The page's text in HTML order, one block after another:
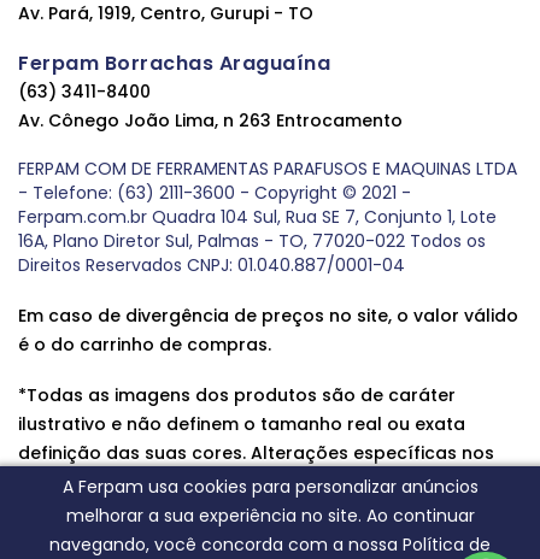
A Ferpam usa cookies para personalizar anúncios
melhorar a sua experiência no site. Ao continuar
navegando, você concorda com a nossa Política de
Av. Pará, 1919, Centro, Gurupi - TO
Ferpam Borrachas Araguaína
(63) 3411-8400
Av. Cônego João Lima, n 263 Entrocamento
FERPAM COM DE FERRAMENTAS PARAFUSOS E MAQUINAS LTDA
- Telefone: (63) 2111-3600 - Copyright © 2021 -
Ferpam.com.br Quadra 104 Sul, Rua SE 7, Conjunto 1, Lote
16A, Plano Diretor Sul, Palmas - TO, 77020-022 Todos os
Direitos Reservados CNPJ: 01.040.887/0001-04
Em caso de divergência de preços no site, o valor válido
é o do carrinho de compras.
*Todas as imagens dos produtos são de caráter
ilustrativo e não definem o tamanho real ou exata
definição das suas cores. Alterações específicas nos
produtos poderão ocorrer sem aviso prévio dos
fornecedores, qualquer dúvida sobre nossos produtos
entre em contato conosco.